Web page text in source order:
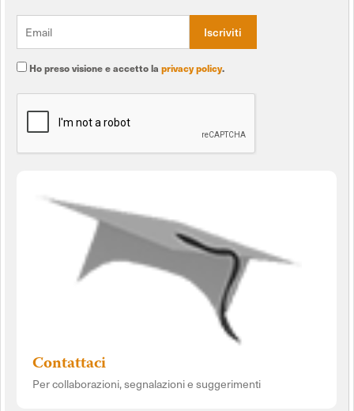
Ho preso visione e accetto la privacy policy.
Contattaci
Per collaborazioni, segnalazioni e suggerimenti